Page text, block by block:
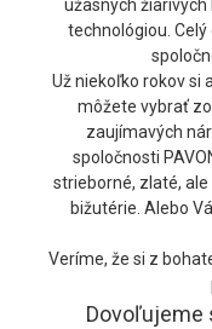
úžasných
technológiou.
Už niekoľko rokov si
môžete vybrať
zaujímavých
spoločnosti
strieborné, zlaté,
bižutérie. Alebo
Veríme, že si z
Dovoľujeme